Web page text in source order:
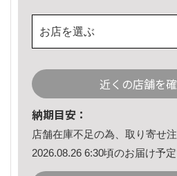
お店を選ぶ
近くの店舗を
納期目安：
店舗在庫不足の為、取り寄せ注
2026.08.26 6:30頃のお届け予定